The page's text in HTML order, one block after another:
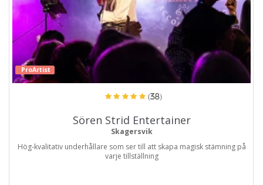
ProArtist
(38)
Sören Strid Entertainer
Skagersvik
Hög-kvalitativ underhållare som ser till att skapa magisk stämning på
varje tillställning